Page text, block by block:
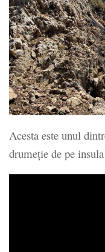
Acesta este unul
drumeție de pe